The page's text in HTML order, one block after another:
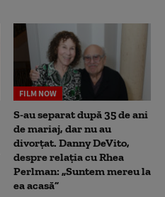
FILM NOW
S-au separat după 35 de ani
de mariaj, dar nu au
divorțat. Danny DeVito,
despre relația cu Rhea
Perlman: „Suntem mereu la
ea acasă”